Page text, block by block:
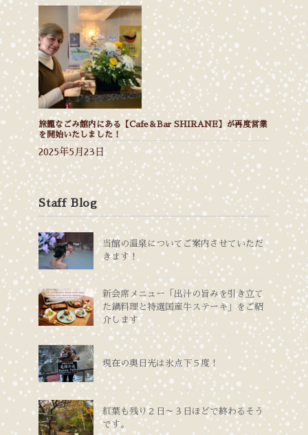
旅籠なごみ館内にある【Cafe＆Bar SHIRANE】が再度営業
を開始いたしました！
2025年5月23日
Staff Blog
当館の温泉についてご案内させていただ
きます！
新会席メニュー「出汁の旨みを引き立て
た鍋料理と特選国産牛ステーキ」をご紹
介します
現在の奥日光は氷点下５度！
紅葉も残り２日～３日ほどで終わるそう
です。